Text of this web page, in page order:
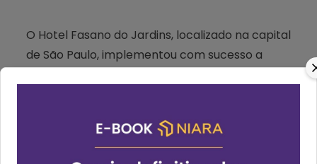
O Hotel Fasano do Jardins, localizado na capital
de São Paulo, implementou com sucesso a
telefone e WhatsApp. Essas solicitações são
transformadas de offline para online por meio